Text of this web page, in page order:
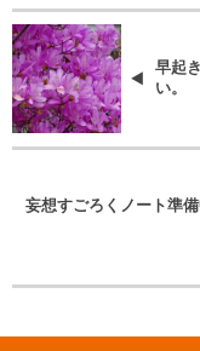
早起
い。
妄想すごろくノート準